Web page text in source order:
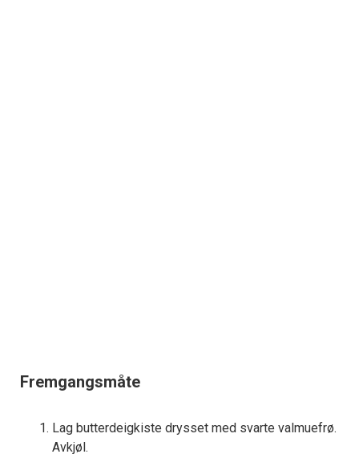
Fremgangsmåte
Lag butterdeigkiste drysset med svarte valmuefrø.
Avkjøl.